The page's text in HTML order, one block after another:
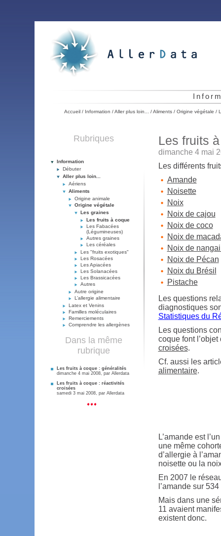
Accueil/ Information /Aller plus loin... /Aliments/ Origine végétale /
Les fruits
dimanche 4 mai
Les différents
Amande
Noisette
Noix
Noix de cajou
Noix de coco
Noix de
Noix de
Noix de Pécan
Noix du Brésil
Pistache
Les questions
diagnostiques
Statistiques du
Les questions
coque font
croisées.
Cf. aussi les
alimentaire.
L’amande est
une même
d’allergie à
noisette ou la
En 2007 le
l’amande sur
Mais dans une
11 avaient
existent donc.
Rubriques
Information
Débuter
Aller plus loin...
Aériens
Aliments
Origine animale
Origine végétale
Les graines
Les fruits à coque
Les Fabacées
(Légumineuses)
Autres graines
Les céréales
Les "fruits exotiques"
Les Rosacées
Les Apiacées
Les Solanacées
Les Brassicacées
Autres
Autre origine
L’allergie alimentaire
Latex et Venins
Familles moléculaires
Remerciements
Comprendre les allergènes
Dans la même
rubrique
Les fruits à coque : généralités
dimanche 4 mai 2008, par Allerdata
Les fruits à coque : réactivités
croisées
samedi 3 mai 2008, par Allerdata